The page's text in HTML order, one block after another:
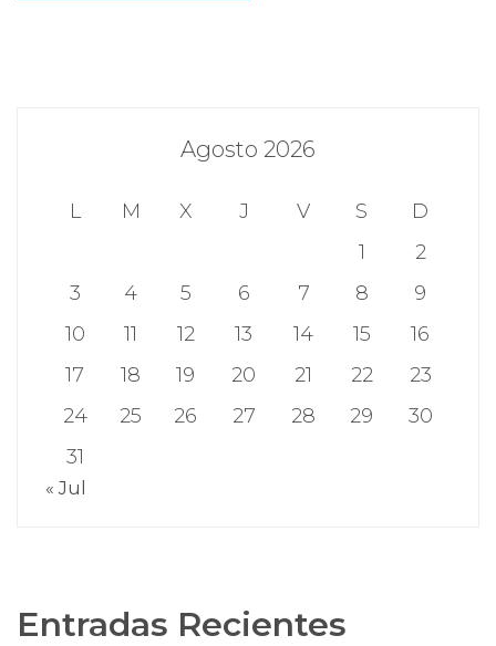
Agosto 2026
L M X J V S
D
1
2
3
4 5 6 7 8
9
10
11 12 13 14 15
16
17
18 19 20 21 22
23
24
25 26 27 28 29
30
31
« Jul
Entradas Recientes